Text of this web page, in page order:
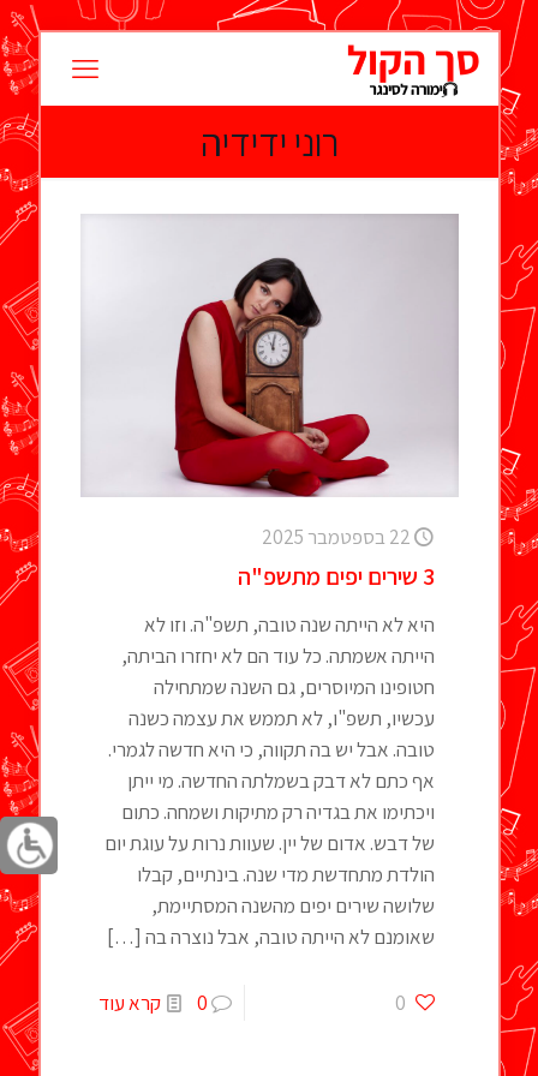
רוני ידידיה
22 בספטמבר 2025
3 שירים יפים מתשפ"ה
היא לא הייתה שנה טובה, תשפ"ה. וזו לא
הייתה אשמתה. כל עוד הם לא יחזרו הביתה,
חטופינו המיוסרים, גם השנה שמתחילה
עכשיו, תשפ"ו, לא תממש את עצמה כשנה
טובה. אבל יש בה תקווה, כי היא חדשה לגמרי.
אף כתם לא דבק בשמלתה החדשה. מי ייתן
ויכתימו את בגדיה רק מתיקות ושמחה. כתום
של דבש. אדום של יין. שעוות נרות על עוגת יום
הולדת מתחדשת מדי שנה. בינתיים, קבלו
שלושה שירים יפים מהשנה המסתיימת,
שאומנם לא הייתה טובה, אבל נוצרה בה […]
0
0 קרא עוד